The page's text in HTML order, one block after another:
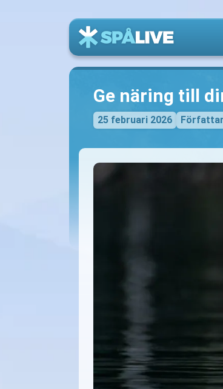
Ge näring till
25 februari 2026